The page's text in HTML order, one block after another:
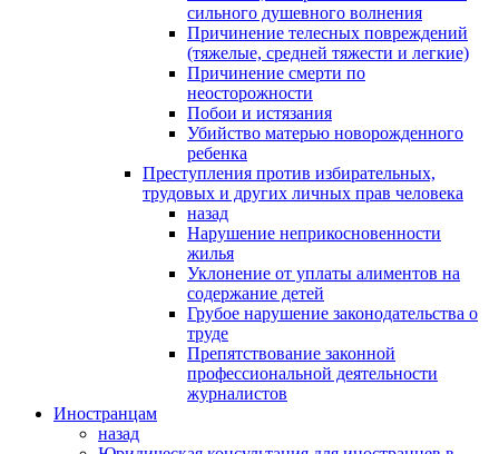
сильного душевного волнения
Причинение телесных повреждений
(тяжелые, средней тяжести и легкие)
Причинение смерти по
неосторожности
Побои и истязания
Убийство матерью новорожденного
ребенка
Преступления против избирательных,
трудовых и других личных прав человека
назад
Нарушение неприкосновенности
жилья
Уклонение от уплаты алиментов на
содержание детей
Грубое нарушение законодательства о
труде
Препятствование законной
профессиональной деятельности
журналистов
Иностранцам
назад